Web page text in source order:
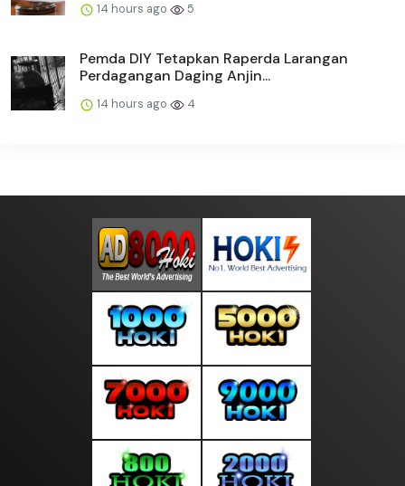
14 hours ago 5
Pemda DIY Tetapkan Raperda Larangan
Perdagangan Daging Anjin...
14 hours ago 4